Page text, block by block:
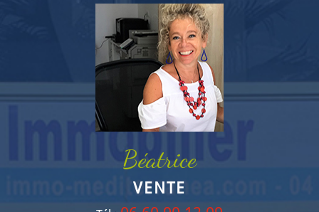
Béatrice
VENTE